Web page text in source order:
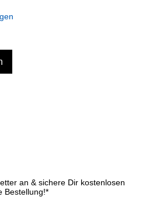
an & sichere Dir kostenlosen
Bestellung!*